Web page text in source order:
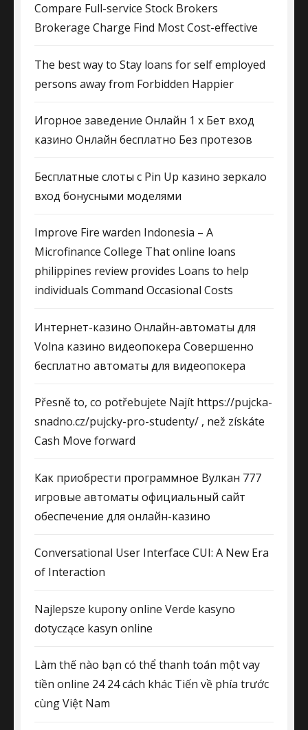
Compare Full-service Stock Brokers
Brokerage Charge Find Most Cost-effective
The best way to Stay loans for self employed
persons away from Forbidden Happier
Игорное заведение Онлайн 1 х Бет вход
казино Онлайн бесплатно Без протезов
Бесплатные слоты с Pin Up казино зеркало
вход бонусными моделями
Improve Fire warden Indonesia – A
Microfinance College That online loans
philippines review provides Loans to help
individuals Command Occasional Costs
Интернет-казино Онлайн-автоматы для
Volna казино видеопокера Совершенно
бесплатно автоматы для видеопокера
Přesně to, co potřebujete Najít https://pujcka-
snadno.cz/pujcky-pro-studenty/ , než získáte
Cash Move forward
Как приобрести программное Вулкан 777
игровые автоматы официальный сайт
обеспечение для онлайн-казино
Conversational User Interface CUI: A New Era
of Interaction
Najlepsze kupony online Verde kasyno
dotyczące kasyn online
Làm thế nào bạn có thể thanh toán một vay
tiền online 24 24 cách khác Tiến về phía trước
cùng Việt Nam